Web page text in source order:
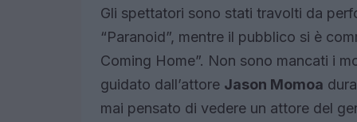
Gli spettatori sono stati travolti da
“Paranoid”, mentre il pubblico si è
Coming Home”. Non sono mancati i
guidato dall’attore Jason Momoa
mai pensato di vedere un attore del